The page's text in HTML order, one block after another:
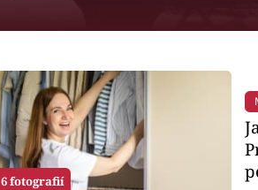
6 fotografií